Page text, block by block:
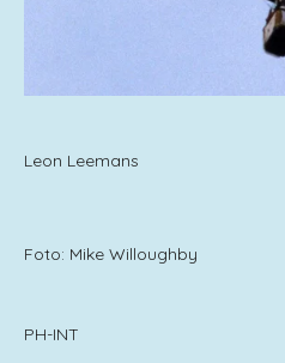
Leon Leemans
Foto: Mike Willoughby
PH-INT